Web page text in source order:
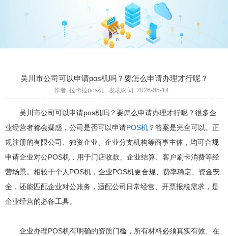
吴川市公司可以申请pos机吗？要怎么申请办理才行呢？
作者: 拉卡拉pos机 发表时间: 2026-05-14
吴川市公司可以申请pos机吗？要怎么申请办理才行呢？很多企
业经营者都会疑惑，公司是否可以申请POS机 ？答案是完全可以。正
规注册的有限公司、独资企业、企业分支机构等商事主体，均可合规
申请企业对公POS机，用于门店收款、企业结算、客户刷卡消费等经
营场景。相较于个人POS机，企业POS机更合规、费率稳定、资金安
全，还能匹配企业对公账务，适配公司日常经营、开票报税需求，是
企业经营的必备工具。
企业办理POS机有明确的资质门槛，所有材料必须真实有效、在